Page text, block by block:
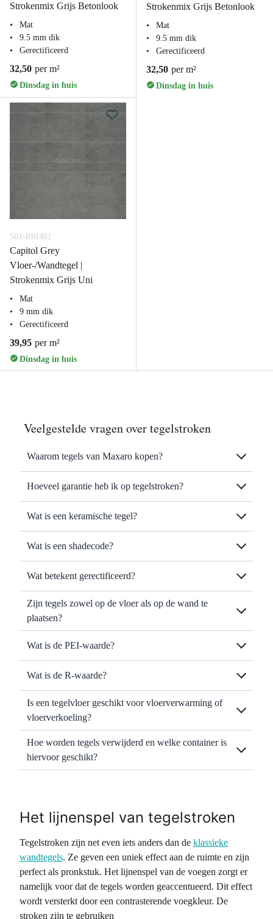
Strokenmix Grijs Betonlook
Mat
9.5 mm dik
Gerectificeerd
32,50 per m²
Dinsdag in huis
Strokenmix Grijs Betonlook
Mat
9.5 mm dik
Gerectificeerd
32,50 per m²
Dinsdag in huis
501-010302
Capitol Grey
Vloer-/Wandtegel |
Strokenmix Grijs Uni
Mat
9 mm dik
Gerectificeerd
39,95 per m²
Dinsdag in huis
Veelgestelde vragen over tegelstroken
Waarom tegels van Maxaro kopen?
Hoeveel garantie heb ik op tegelstroken?
Wat is een keramische tegel?
Wat is een shadecode?
Wat betekent gerectificeerd?
Zijn tegels zowel op de vloer als op de wand te
plaatsen?
Wat is de PEI-waarde?
Wat is de R-waarde?
Is een tegelvloer geschikt voor vloerverwarming of
vloerverkoeling?
Hoe worden tegels verwijderd en welke container is
hiervoor geschikt?
Het lijnenspel van tegelstroken
Tegelstroken zijn net even iets anders dan de klassieke
wandtegels. Ze geven een uniek effect aan de ruimte en zijn
perfect als pronkstuk. Het lijnenspel van de voegen zorgt er
namelijk voor dat de tegels worden geaccentueerd. Dit effect
wordt versterkt door een contrasterende voegkleur. De
stroken zijn te gebruiken